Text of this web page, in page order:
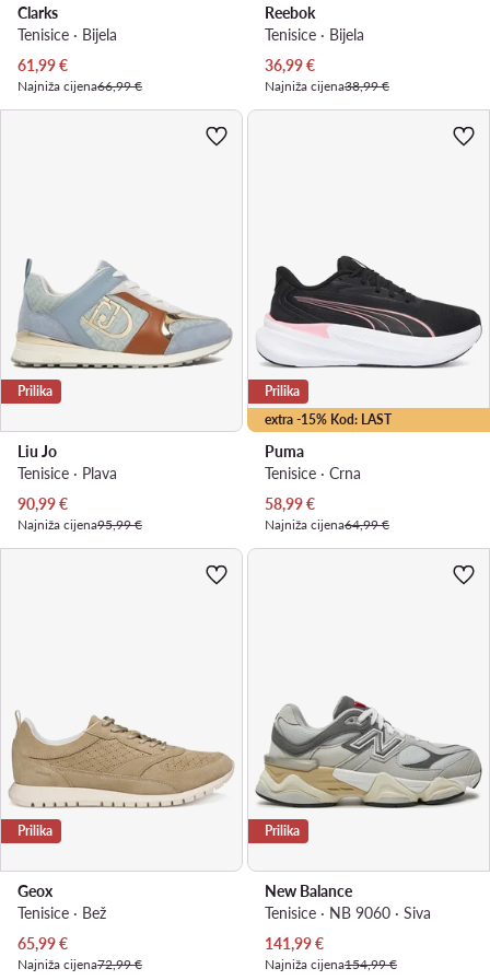
Clarks
Tenisice · Bijela
Trenutna cijena
61,99€
Najniža cijena66,99 €
Reebok
Tenisice · Bijela
Trenutna cijena
36,99€
Najniža cijena38,99 €
Prilika
Liu Jo
Tenisice · Plava
Trenutna cijena
90,99€
Najniža cijena95,99 €
extra -15% Kod: LAST
Prilika
Puma
Tenisice · Crna
Trenutna cijena
58,99€
Najniža cijena64,99 €
Prilika
Geox
Tenisice · Bež
Trenutna cijena
65,99€
Najniža cijena72,99 €
Prilika
New Balance
Tenisice · NB 9060 · Siva
Trenutna cijena
141,99€
Najniža cijena154,99 €